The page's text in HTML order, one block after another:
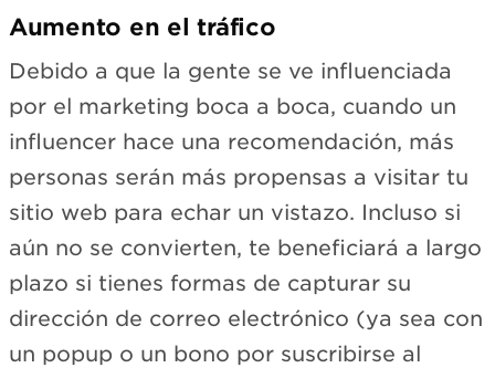
Aumento en el tráfico
Debido a que la gente se ve influenciada
por el marketing boca a boca, cuando un
influencer hace una recomendación, más
personas serán más propensas a visitar tu
sitio web para echar un vistazo. Incluso si
aún no se convierten, te beneficiará a largo
plazo si tienes formas de capturar su
dirección de correo electrónico (ya sea con
un popup o un bono por suscribirse al